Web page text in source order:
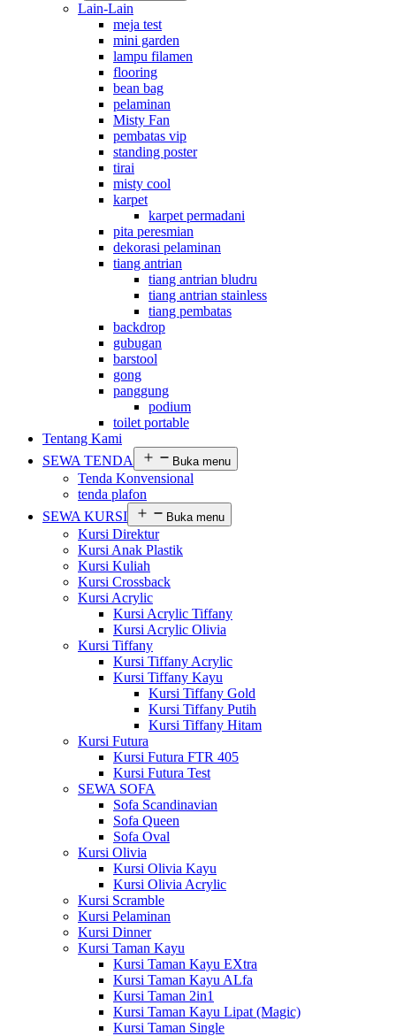
Lain-Lain
meja test
mini garden
lampu filamen
flooring
bean bag
pelaminan
Misty Fan
pembatas vip
standing poster
tirai
misty cool
karpet
karpet permadani
pita peresmian
dekorasi pelaminan
tiang antrian
tiang antrian bludru
tiang antrian stainless
tiang pembatas
backdrop
gubugan
barstool
gong
panggung
podium
toilet portable
Tentang Kami
SEWA TENDA
Buka menu
Tenda Konvensional
tenda plafon
SEWA KURSI
Buka menu
Kursi Direktur
Kursi Anak Plastik
Kursi Kuliah
Kursi Crossback
Kursi Acrylic
Kursi Acrylic Tiffany
Kursi Acrylic Olivia
Kursi Tiffany
Kursi Tiffany Acrylic
Kursi Tiffany Kayu
Kursi Tiffany Gold
Kursi Tiffany Putih
Kursi Tiffany Hitam
Kursi Futura
Kursi Futura FTR 405
Kursi Futura Test
SEWA SOFA
Sofa Scandinavian
Sofa Queen
Sofa Oval
Kursi Olivia
Kursi Olivia Kayu
Kursi Olivia Acrylic
Kursi Scramble
Kursi Pelaminan
Kursi Dinner
Kursi Taman Kayu
Kursi Taman Kayu EXtra
Kursi Taman Kayu ALfa
Kursi Taman 2in1
Kursi Taman Kayu Lipat (Magic)
Kursi Taman Single